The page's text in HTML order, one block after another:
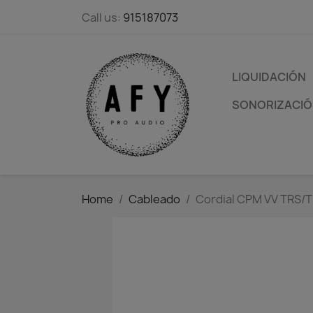
Call us: 915187073
LIQUIDACIÓN
Home Cableado Cordial CPM VV TRS/